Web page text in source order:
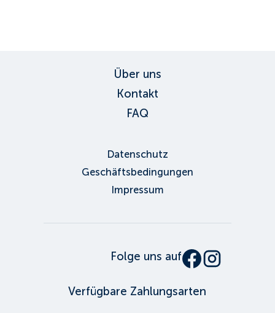
Über uns
Kontakt
FAQ
Datenschutz
Geschäftsbedingungen
Impressum
Folge uns auf
Verfügbare Zahlungsarten